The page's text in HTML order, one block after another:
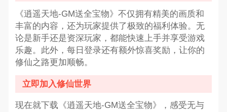
《逍遥天地-GM送全宝物》不仅拥有精美的画质和
丰富的内容，还为玩家提供了极致的福利体验。无
论是新手还是资深玩家，都能快速上手并享受游戏
乐趣。此外，每日登录还有额外惊喜奖励，让你的
修仙之路更加顺畅。
立即加入修仙世界
现在就下载《逍遥天地-GM送全宝物》，感受无与